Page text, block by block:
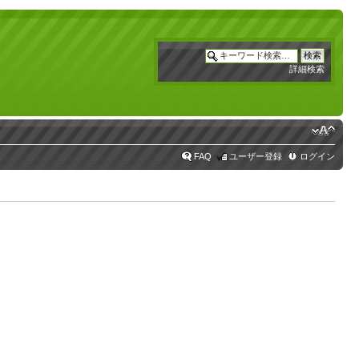
詳細検索
FAQ ユーザー登録 ログイン